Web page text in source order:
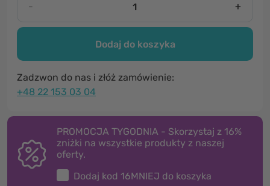
- +
Dodaj do koszyka
Zadzwon do nas i złóż zamówienie:
+48 22 153 03 04
PROMOCJA TYGODNIA - Skorzystaj z 16%
zniżki na wszystkie produkty z naszej
oferty.
Dodaj kod 16MNIEJ do koszyka